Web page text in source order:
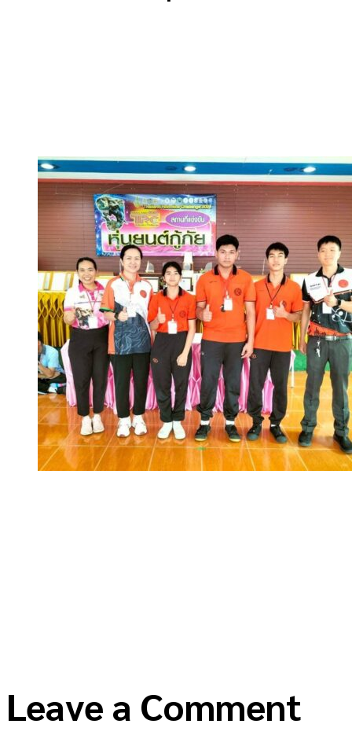
Leave a Comment